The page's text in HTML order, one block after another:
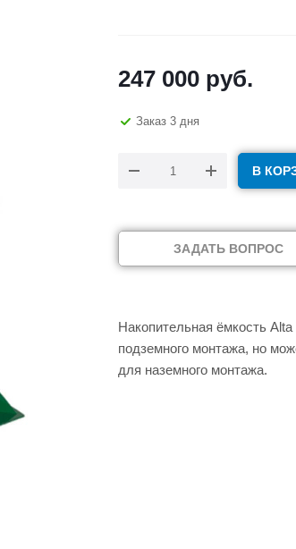
247 000 руб.
Заказ 3 дня
В
ЗАДАТЬ ВОПРОС
Накопительная ёмкость
подземного монтажа, но
для наземного монтажа.